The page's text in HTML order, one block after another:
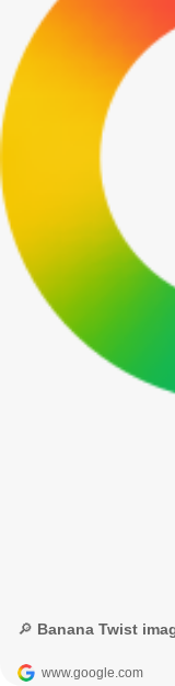
🔎 Banana Twist
www.google.com